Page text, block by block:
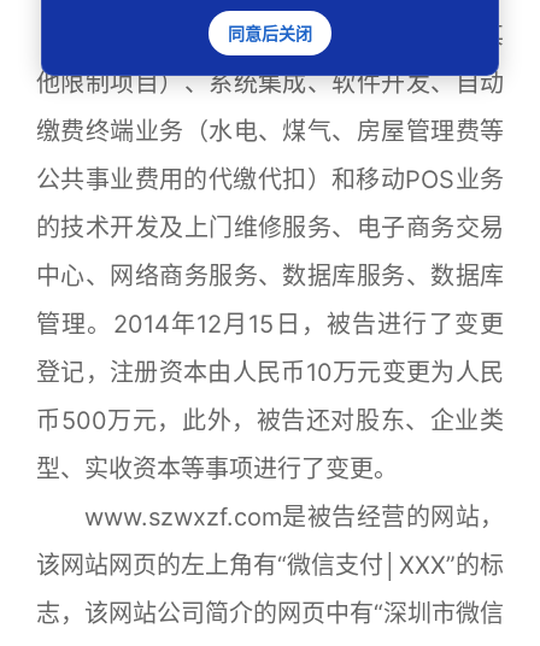
（不含证券咨询、人才中介服务、培训和其
他限制项目）、系统集成、软件开发、自动
缴费终端业务（水电、煤气、房屋管理费等
公共事业费用的代缴代扣）和移动POS业务
的技术开发及上门维修服务、电子商务交易
中心、网络商务服务、数据库服务、数据库
管理。2014年12月15日，被告进行了变更
登记，注册资本由人民币10万元变更为人民
币500万元，此外，被告还对股东、企业类
型、实收资本等事项进行了变更。
www.szwxzf.com是被告经营的网站，
该网站网页的左上角有“微信支付│XXX”的标
志，该网站公司简介的网页中有“深圳市微信
同意后关闭